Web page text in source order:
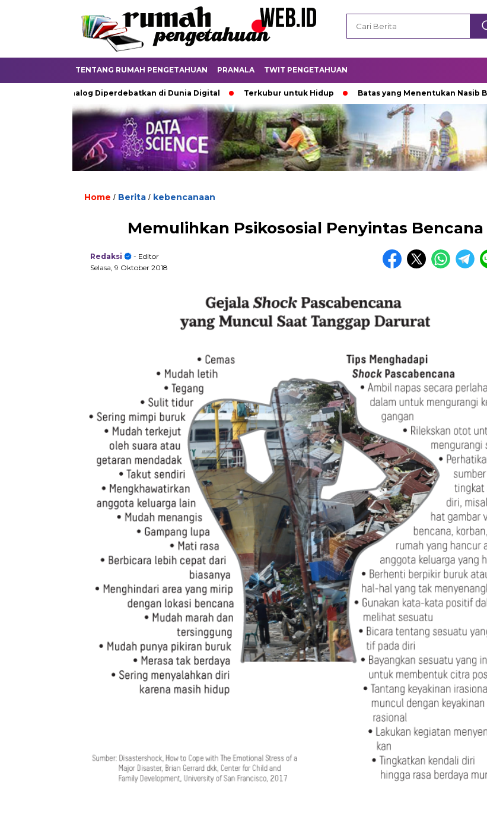
TENTANG RUMAH PENGETAHUAN PRANALA TWIT PENGETAHUAN
Ijazah Analog Diperdebatkan di Dunia Digital Terkubur untuk Hidup Batas yang Menentukan Nasib Bintang
Home / Berita / kebencanaan
Memulihkan Psikososial Penyintas Bencana
Redaksi
- Editor
Selasa, 9 Oktober 2018